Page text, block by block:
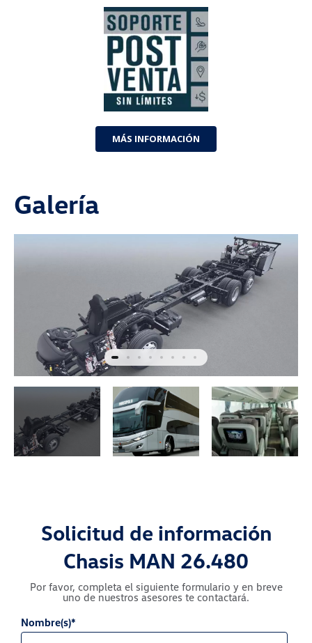
MÁS INFORMACIÓN
Galería
Solicitud de información
Chasis MAN 26.480
Por favor, completa el siguiente formulario y en breve
uno de nuestros asesores te contactará.
Nombre(s)*